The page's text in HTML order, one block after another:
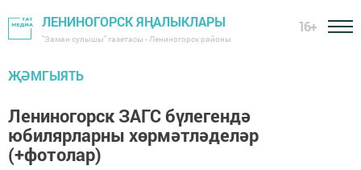
ЛЕНИНОГОРСК ЯҢАЛЫКЛАРЫ
"Заман сулышы" газетасы - Лениногорск районы
16+
ҖӘМГЫЯТЬ
Лениногорск ЗАГС бүлегендә
юбилярларны хөрмәтләделәр
(+фотолар)